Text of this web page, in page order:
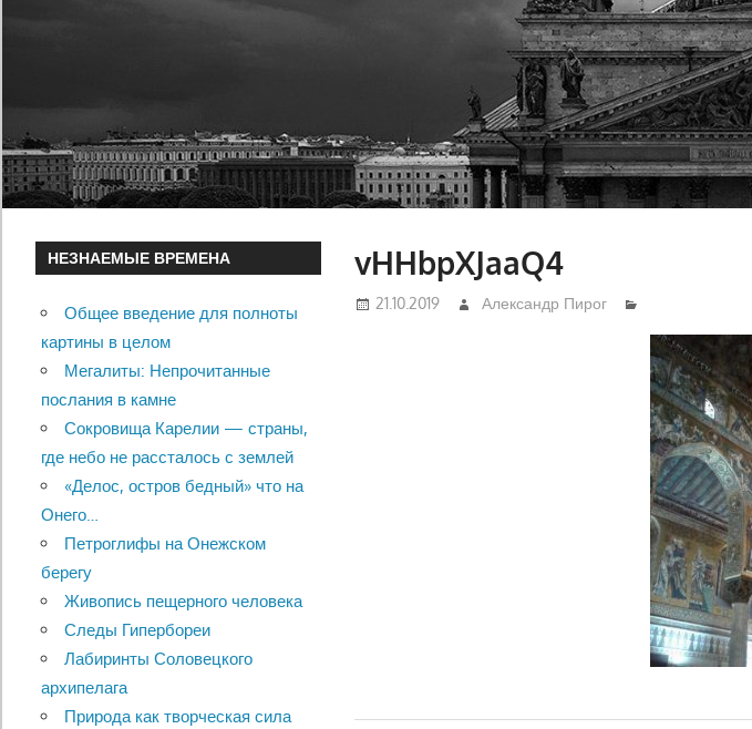
vHHbpXJaaQ4
21.10.2019 Александр Пирог
НЕЗНАЕМЫЕ ВРЕМЕНА
Общее введение для полноты
картины в целом
Мегалиты: Непрочитанные
послания в камне
Сокровища Карелии — страны,
где небо не рассталось с землей
«Делос, остров бедный» что на
Онего…
Петроглифы на Онежском
берегу
Живопись пещерного человека
Следы Гипербореи
Лабиринты Соловецкого
архипелага
Природа как творческая сила